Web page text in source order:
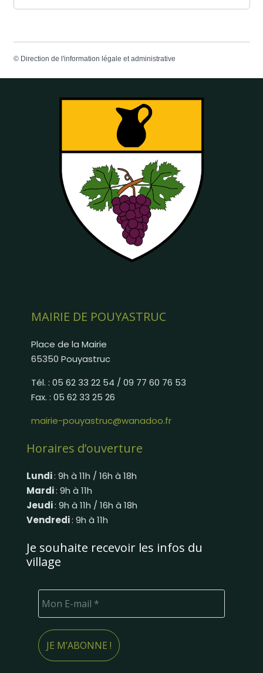
© Direction de l'information légale et administrative
MAIRIE DE POUYASTRUC
Place de la Mairie
65350 Pouyastruc
Tél. : 05 62 33 22 54 / 09 77 60 76 53
Fax. : 05 62 33 25 26
mairie-pouyastruc@wanadoo.fr
Horaires d’ouverture
Lundi: 9h à 11h / 16h à 18h
Mardi: 9h à 11h
Jeudi: 9h à 11h / 16h à 18h
Vendredi: 9h à 11h
Je souhaite recevoir les infos du
village